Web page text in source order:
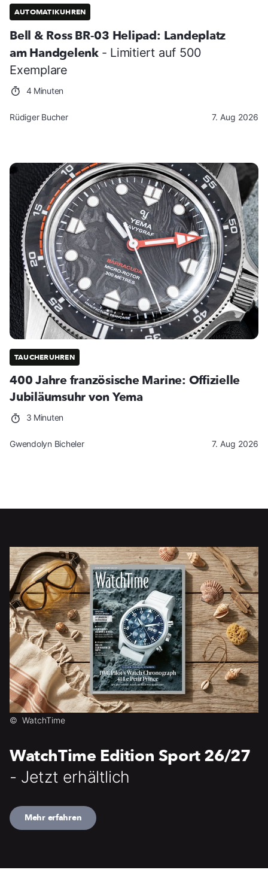
AUTOMATIKUHREN
Bell & Ross BR-03 Helipad: Landeplatz
am Handgelenk - Limitiert auf 500
Exemplare
4 Minuten
Rüdiger Bucher 7. Aug 2026
TAUCHERUHREN
400 Jahre französische Marine: Offizielle
Jubiläumsuhr von Yema
3 Minuten
Gwendolyn Bicheler 7. Aug 2026
© WatchTime
WatchTime Edition Sport 26/27
- Jetzt erhältlich
Mehr erfahren